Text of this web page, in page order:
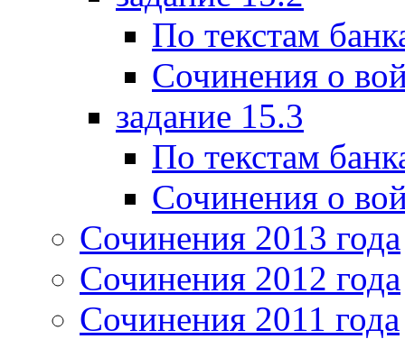
По текстам
Сочинения о
задание 15.3
По текстам
Сочинения о
Сочинения 2013 года
Сочинения 2012 года
Сочинения 2011 года